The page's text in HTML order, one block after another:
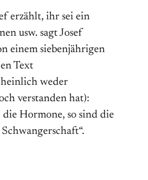
erzählt, ihr sei ein
usw. sagt Josef
einem siebenjährigen
Text
weder
verstanden hat):
die Hormone, so sind die